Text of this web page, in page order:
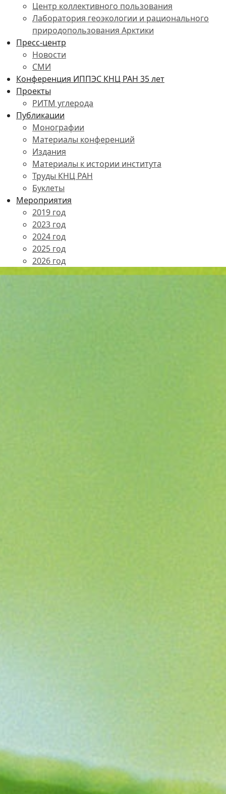
Центр коллективного пользования
Лаборатория геоэкологии и рационального
природопользования Арктики
Пресс-центр
Новости
СМИ
Конференция ИППЭС КНЦ РАН 35 лет
Проекты
РИТМ углерода
Публикации
Монографии
Материалы конференций
Издания
Материалы к истории института
Труды КНЦ РАН
Буклеты
Мероприятия
2019 год
2023 год
2024 год
2025 год
2026 год